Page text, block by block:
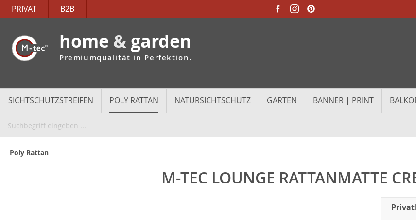
PRIVAT B2B
home & garden
Premiumqualität in Perfektion.
SICHTSCHUTZSTREIFEN POLY RATTAN NATURSICHTSCHUTZ GARTEN BANNER | PRINT
Poly Rattan
M-TEC LOUNGE RATTANMATTE